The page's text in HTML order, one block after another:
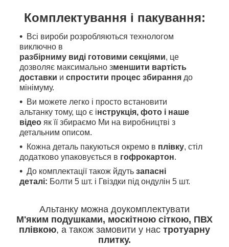
Комплектування і пакування:
Всі вироби розробляються технологом
виключно в
разбірниму виді готовими секціями, це
дозволяє максимально зменшити вартість
доставки и спростити процес збирання до
мінімуму.
Ви можете легко і просто встановити
альтанку тому, що є інструкція, фото і наше
відео як її збираємо Ми на виробництві з
детальним описом.
Кожна деталь пакуються окремо в плівку, стіл
додатково упаковується в гофрокартон.
До комплектації також йдуть запасні
деталі: Болти 5 шт. і Гвіздки під ондулін 5 шт.
Альтанку можна доукомплектувати
М'яким подушками, москітною сіткою, ПВХ
плівкою, а також замовити у нас тротуарну
плитку.